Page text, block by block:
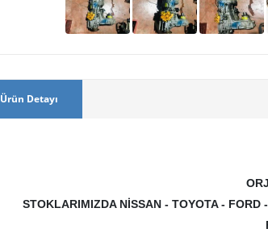
Ürün Detayı
STOKLARIMIZDA NİSSAN - TOYOTA -